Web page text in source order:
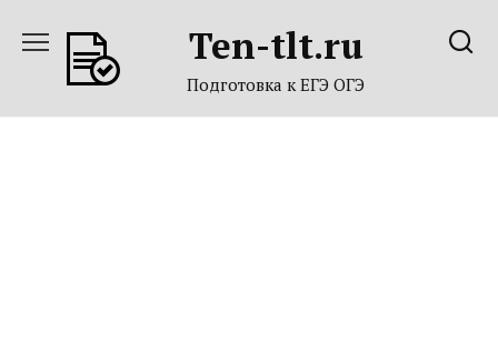
содержанию
Ten-tlt.ru
Подготовка к ЕГЭ ОГЭ